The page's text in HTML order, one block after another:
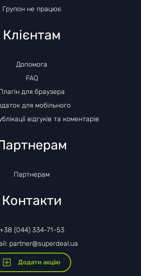
Групон не працює
Клієнтам
Допомога
FAQ
для браузера
для мобільного
відгуків та коментарів
Партнерам
Контакти
+38 (044) 334-71-53
partner@superdeal.ua
Додати акцію